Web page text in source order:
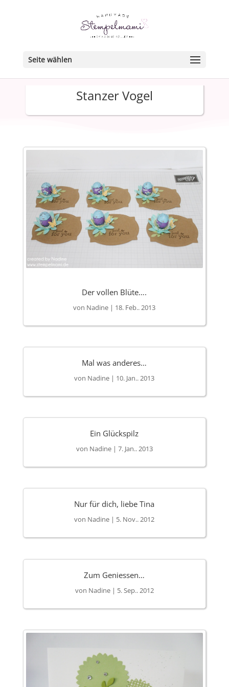
Seite wählen
Stanzer Vogel
Der vollen Blüte….
von Nadine | 18. Feb.. 2013
Mal was anderes…
von Nadine | 10. Jan.. 2013
Ein Glückspilz
von Nadine| 7. Jan.. 2013
Nur für dich, liebe Tina
von Nadine | 5. Nov.. 2012
Zum Geniessen…
von Nadine| 5. Sep.. 2012